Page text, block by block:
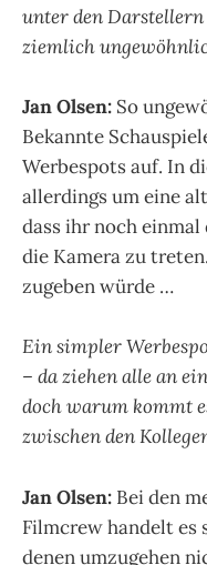
unter den Darstellern
ziemlich
Jan Olsen: So
Bekannte
Werbespots auf. In
allerdings um eine
dass ihr noch
die Kamera zu
zugeben würde …
Ein simpler
– da ziehen alle an
doch warum kommt
zwischen den
Jan Olsen: Bei den
Filmcrew handelt
denen umzugehen